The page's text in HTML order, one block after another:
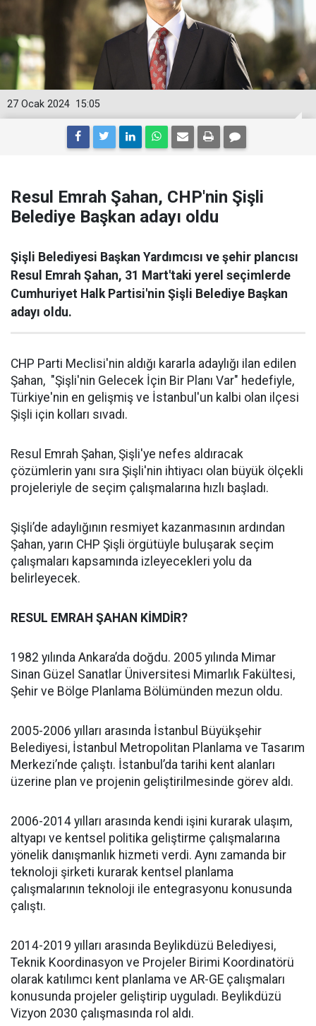
15:05
27 Ocak 2024
Resul Emrah Şahan, CHP'nin Şişli
Belediye Başkan adayı oldu
Şişli Belediyesi Başkan Yardımcısı ve şehir plancısı
Resul Emrah Şahan, 31 Mart'taki yerel seçimlerde
Cumhuriyet Halk Partisi'nin Şişli Belediye Başkan
adayı oldu.
CHP Parti Meclisi'nin aldığı kararla adaylığı ilan edilen
Şahan, "Şişli'nin Gelecek İçin Bir Planı Var" hedefiyle,
Türkiye'nin en gelişmiş ve İstanbul'un kalbi olan ilçesi
Şişli için kolları sıvadı.
Resul Emrah Şahan, Şişli'ye nefes aldıracak
çözümlerin yanı sıra Şişli'nin ihtiyacı olan büyük ölçekli
projeleriyle de seçim çalışmalarına hızlı başladı.
Şişli’de adaylığının resmiyet kazanmasının ardından
Şahan, yarın CHP Şişli örgütüyle buluşarak seçim
çalışmaları kapsamında izleyecekleri yolu da
belirleyecek.
RESUL EMRAH ŞAHAN KİMDİR?
1982 yılında Ankara’da doğdu. 2005 yılında Mimar
Sinan Güzel Sanatlar Üniversitesi Mimarlık Fakültesi,
Şehir ve Bölge Planlama Bölümünden mezun oldu.
2005-2006 yılları arasında İstanbul Büyükşehir
Belediyesi, İstanbul Metropolitan Planlama ve Tasarım
Merkezi’nde çalıştı. İstanbul’da tarihi kent alanları
üzerine plan ve projenin geliştirilmesinde görev aldı.
2006-2014 yılları arasında kendi işini kurarak ulaşım,
altyapı ve kentsel politika geliştirme çalışmalarına
yönelik danışmanlık hizmeti verdi. Aynı zamanda bir
teknoloji şirketi kurarak kentsel planlama
çalışmalarının teknoloji ile entegrasyonu konusunda
çalıştı.
2014-2019 yılları arasında Beylikdüzü Belediyesi,
Teknik Koordinasyon ve Projeler Birimi Koordinatörü
olarak katılımcı kent planlama ve AR-GE çalışmaları
konusunda projeler geliştirip uyguladı. Beylikdüzü
Vizyon 2030 çalışmasında rol aldı.